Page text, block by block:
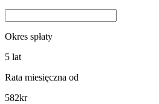
Okres spłaty
5 lat
Rata miesięczna od
582kr